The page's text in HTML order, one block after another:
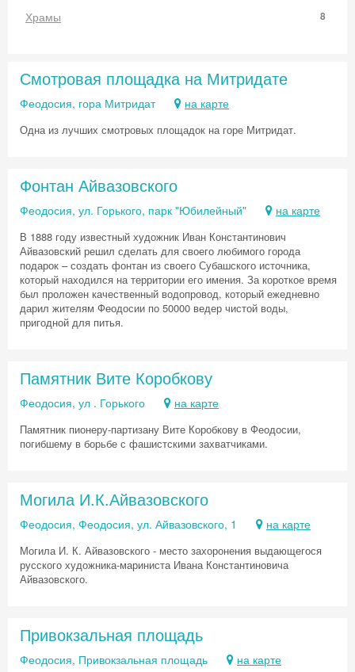
Храмы 8
Смотровая площадка на Митридате
Феодосия, гора Митридат на карте
Одна из лучших смотровых площадок на горе Митридат.
Фонтан Айвазовского
Феодосия, ул. Горького, парк "Юбилейный" на карте
В 1888 году известный художник Иван Константинович
Айвазовский решил сделать для своего любимого города
подарок – создать фонтан из своего Субашского источника,
который находился на территории его имения. За короткое время
был проложен качественный водопровод, который ежедневно
дарил жителям Феодосии по 50000 ведер чистой воды,
пригодной для питья.
Памятник Вите Коробкову
Феодосия, ул . Горького на карте
Памятник пионеру-партизану Вите Коробкову в Феодосии,
погибшему в борьбе с фашистскими захватчиками.
Могила И.К.Айвазовского
Феодосия, Феодосия, ул. Айвазовского, 1 на карте
Могила И. К. Айвазовского - место захоронения выдающегося
русского художника-мариниста Ивана Константиновича
Айвазовского.
Привокзальная площадь
Феодосия, Привокзальная площадь на карте